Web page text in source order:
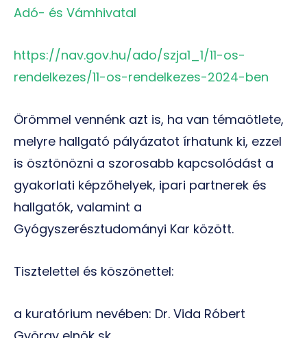
Adó- és Vámhivatal
https://nav.gov.hu/ado/szja1_1/11-os-
rendelkezes/11-os-rendelkezes-2024-ben
Örömmel vennénk azt is, ha van témaötlete,
melyre hallgató pályázatot írhatunk ki, ezzel
is ösztönözni a szorosabb kapcsolódást a
gyakorlati képzőhelyek, ipari partnerek és
hallgatók, valamint a
Gyógyszerésztudományi Kar között.
Tisztelettel és köszönettel:
a kuratórium nevében: Dr. Vida Róbert